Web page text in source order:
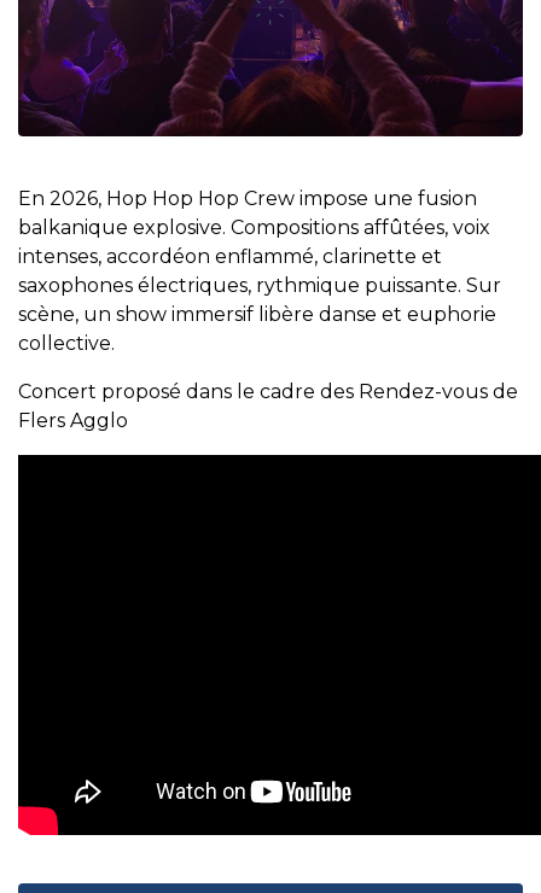
En 2026, Hop Hop Hop Crew impose une fusion
balkanique explosive. Compositions affûtées, voix
intenses, accordéon enflammé, clarinette et
saxophones électriques, rythmique puissante. Sur
scène, un show immersif libère danse et euphorie
collective.
Concert proposé dans le cadre des Rendez-vous de
Flers Agglo